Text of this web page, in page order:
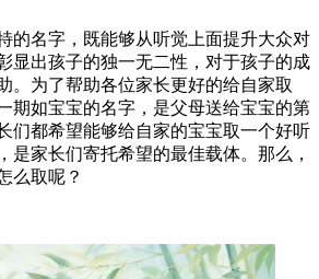
的名字，既能够从听觉上面提升大众对
显出孩子的独一无二性，对于孩子的成
。为了帮助各位家长更好的给自家取
期如宝宝的名字，是父母送给宝宝的第
们都希望能够给自家的宝宝取一个好听
是家长们寄托希望的最佳载体。那么，
么取呢？